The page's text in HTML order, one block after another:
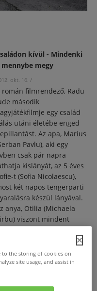
kívül - Mindenki
mennybe megy
okt. 16. /
román filmrendező, Radu
második
egy család
utáni életébe enged
Az apa, Marius
Pavlu), aki egy
csak pár napra
kislányát, az 5 éves
t (Sofia Nicolaescu),
két napos tengerparti
készül lányával.
anya, Otilia (Michaela
viszont mindent
hogy ezt
Dráma
to the storing of cookies on
site usage, and assist in